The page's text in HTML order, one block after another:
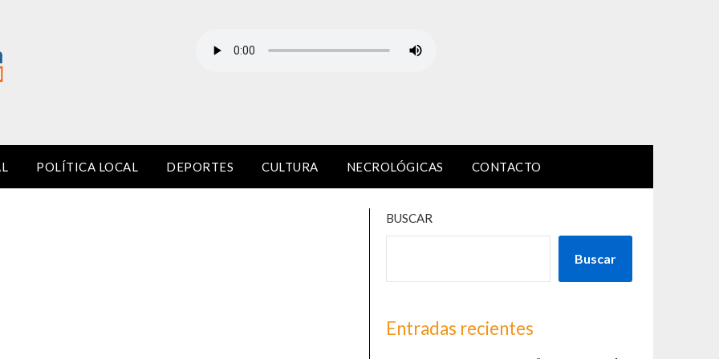
POLÍTICA LOCAL DEPORTES CULTURA NECROLÓGICAS CONTACTO
BUSCAR
Buscar
Entradas recientes